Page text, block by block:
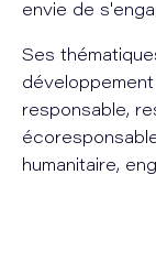
envie de
Ses
responsable,
humanitaire,